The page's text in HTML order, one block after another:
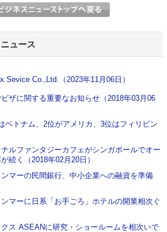
ュース
Sevice Co.,Ltd.（2023年11月06日）
ザに関する重要なお知らせ（2018年03月06
ベトナム、2位がアメリカ、3位はフィリピン
ルファンタジーカフェがシンガポールでオー
続く（2018年02月20日）
ンマーの民間銀行、中小企業への融資を準備
ンマーに日系「お手ごろ」ホテルの開業相次ぐ
クス ASEANに研究・ショールームを相次いで